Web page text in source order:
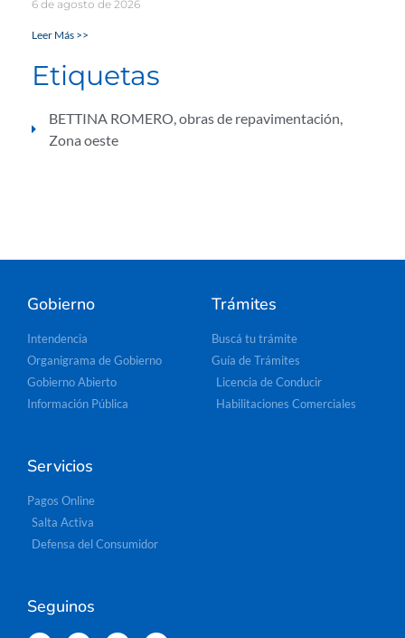
6 de agosto de 2026
Leer Más >>
Etiquetas
BETTINA ROMERO obras de repavimentación
Zona oeste
Gobierno
Intendencia
Organigrama de Gobierno
Gobierno Abierto
Información Pública
Trámites
Buscá tu trámite
Guía de Trámites
Licencia de Conducir
Habilitaciones Comerciales
Servicios
Pagos Online
Salta Activa
Defensa del Consumidor
Seguinos